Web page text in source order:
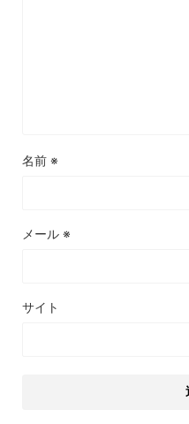
名前 ※
メール ※
サイト